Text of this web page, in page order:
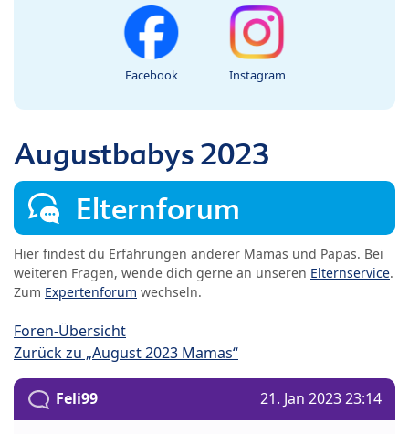
Facebook Instagram
Augustbabys 2023
Elternforum
Hier findest du Erfahrungen anderer Mamas und Papas. Bei
weiteren Fragen, wende dich gerne an unseren Elternservice.
Zum Expertenforum wechseln.
Foren-Übersicht
Zurück zu „August 2023 Mamas“
Feli99 21. Jan 2023 23:14